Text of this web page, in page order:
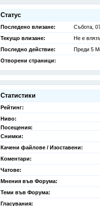
Статус
Последено влизане:
Събота,
Текущо влизане:
Не е
Последно действие:
Преди 5
Отворени страници:
Статистики
Рейтинг:
Ниво:
Посещения:
Снимки:
Качени файлове / Изоставени:
Коментари:
Чатове:
Мнения във Форума:
Теми във Форума:
Гласувания: